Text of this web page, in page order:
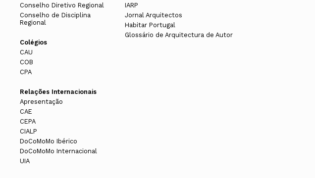
Conselho Diretivo Regional
Conselho de Disciplina
Regional
Colégios
CAU
COB
CPA
Relações Internacionais
Apresentação
CAE
CEPA
CIALP
DoCoMoMo Ibérico
DoCoMoMo Internacional
UIA
IARP
Jornal Arquitectos
Habitar Portugal
Glossário de Arquitectura de Autor